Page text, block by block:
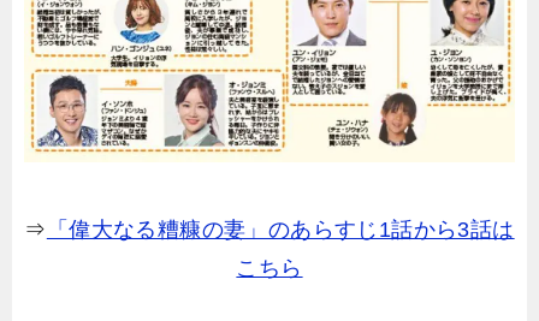
⇒ 「偉大なる糟糠の妻」のあらすじ1話から3話は
こちら